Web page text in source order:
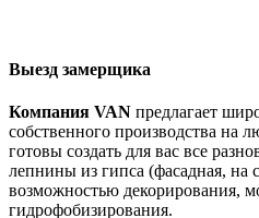
Выезд замерщика
Компания VAN предлагает
собственного производства на
готовы создать для вас все
лепнины из гипса (фасадная, на
возможностью декорирования,
гидрофобизирования.